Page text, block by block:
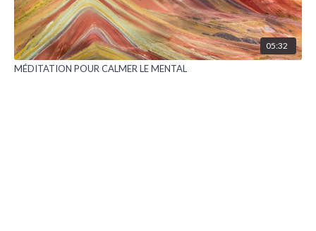
05:32
MÉDITATION POUR CALMER LE MENTAL